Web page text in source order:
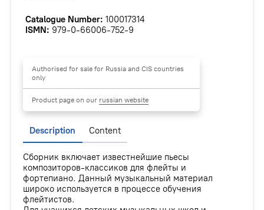
Catalogue Number: 100017314
ISMN: 979-0-66006-752-9
Authorised for sale for Russia and CIS countries
only
Product page on our russian website
Description Content
Сборник включает известнейшие пьесы
композиторов-классиков для флейты и
фортепиано. Данный музыкальный материал
широко используется в процессе обучения
флейтистов.